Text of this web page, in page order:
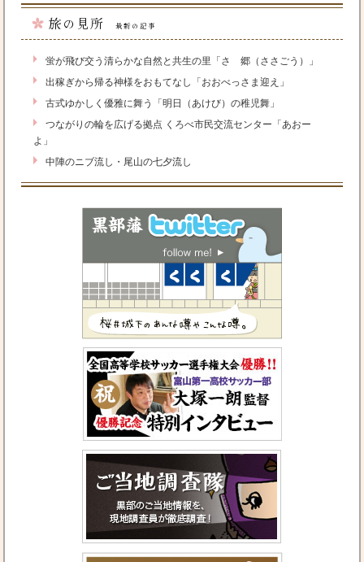
旅の見所 最新の記事
蛍が飛び交う清らかな自然と共生の里「さゝ郷（ささごう）」
出稼ぎから帰る神様をおもてなし「おおべっさま迎え」
古式ゆかしく優雅に舞う「明日（あけび）の稚児舞」
つながりの輪を広げる拠点 くろべ市民交流センター「あおー
よ」
中陣のニブ流し・尾山の七夕流し